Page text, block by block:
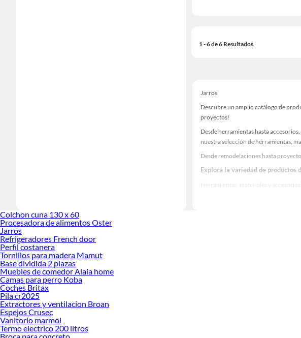
1 - 6 de 6 Resultados
Jarros
Descubre un amplio catálogo de
proyectos!
Desde herramientas hasta
nuestra selección de herramientas,
Desde remodelaciones hasta
Explora la variedad de productos
Herramientas, materiales y
Encuentra una amplia variedad de
Colchon cuna 130 x 60
Procesadora de alimentos Oster
Jarros
Refrigeradores French door
Perfil costanera
Tornillos para madera Mamut
Base dividida 2 plazas
Muebles de comedor Alaia home
Camas para perro Koba
Coches Britax
Pila cr2025
Extractores y ventilacion Broan
Espejos Crusec
Vanitorio marmol
Termo electrico 200 litros